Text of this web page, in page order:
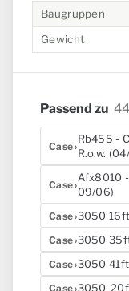
Baugruppen
Gewicht
Passend zu
Case
Rb455 -
R.o.w.
Case
Afx8010
09/06)
Case 3050
Case 3050
Case 3050
Case 3050-